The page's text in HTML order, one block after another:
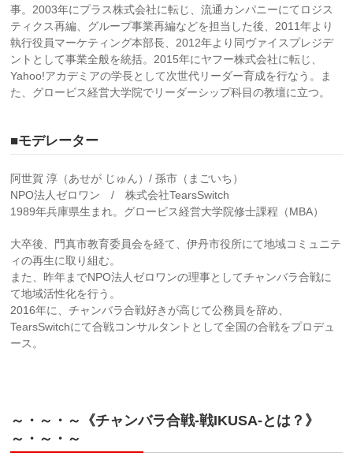
事。2003年にプラス株式会社に転じ、流通カンパニーにてロジス
ティクス再編、グループ事業再編などを担当した後、2011年より
執行役員マーケティング本部長、2012年より同ヴァイスプレジデ
ントとして事業全般を統括。2015年にヤフー株式会社に転じ、
Yahoo!アカデミアの学長として次世代リーダー育成を行なう。ま
た、グロービス経営大学院でリーダーシップ科目の教壇に立つ。
■モデレーター
阿世賀 淳（あせが じゅん）/ 孫市（まごいち）
NPO法人ゼロワン / 株式会社TearsSwitch
1989年兵庫県生まれ。グロービス経営大学院修士課程（MBA）
大卒後、門真市教育委員会を経て、伊丹市役所にて地域コミュニテ
ィの再生に取り組む。
また、昨年までNPO法人ゼロワンの理事としてチャンバラ合戦に
て地域活性化を行う。
2016年に、チャンバラ合戦好きが高じて公務員を辞め、
TearsSwitchにて合戦コンサルタントとして全国の合戦をプロデュ
ース。
～・～・～《チャンバラ合戦-戦IKUSA-とは？》
～・～・～